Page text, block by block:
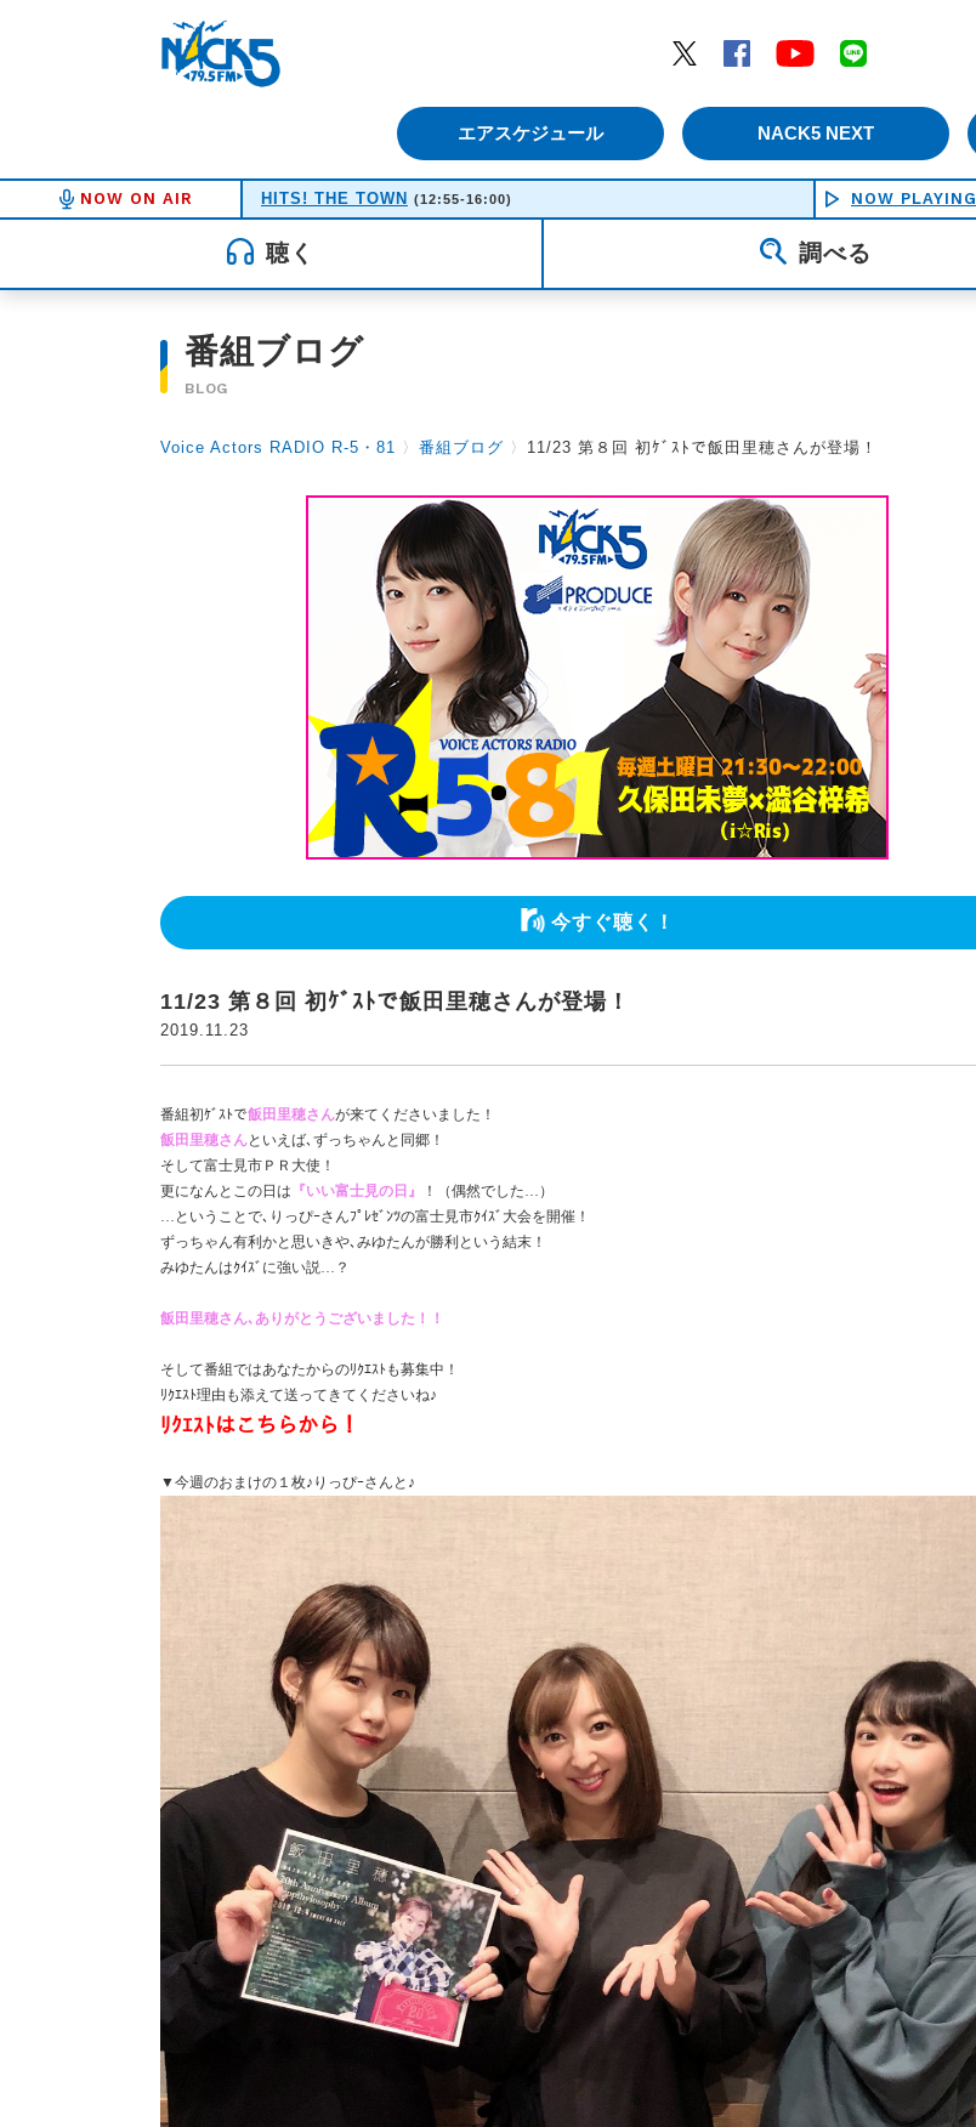
Twitter
Facebook YouTube
エアスケジュール NACK5 NEXT
NOW ON AIR HITS! THE TOWN (12:55-16:00) NOW PLAYING
聴く 調べる
番組ブログ
BLOG
Voice Actors RADIO R-5・81 〉 番組ブログ 〉 11/23 第８回 初ｹﾞｽﾄで飯田里穂さんが登場！
今すぐ聴く！
11/23 第８回 初ｹﾞｽﾄで飯田里穂さんが登場！
2019.11.23
番組初ｹﾞｽﾄで飯田里穂さんが来てくださいました！
飯田里穂さんといえば､ずっちゃんと同郷！
そして富士見市ＰＲ大使！
更になんとこの日は 『いい富士見の日』
！（偶然でした…）
…ということで､りっぴｰさんﾌﾟﾚｾﾞﾝﾂの富士見市ｸｲｽﾞ大会を開催！
ずっちゃん有利かと思いきや､みゆたんが勝利という結末！
みゆたんはｸｲｽﾞに強い説…？
飯田里穂さん､ありがとうございました！！
そして番組ではあなたからのﾘｸｴｽﾄも募集中！
ﾘｸｴｽﾄ理由も添えて送ってきてくださいね♪
ﾘｸｴｽﾄはこちらから！
▼今週のおまけの１枚♪りっぴｰさんと♪